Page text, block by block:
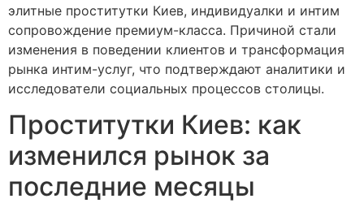
элитные проститутки Киев, индивидуалки и интим
сопровождение премиум-класса. Причиной стали
изменения в поведении клиентов и трансформация
рынка интим-услуг, что подтверждают аналитики и
исследователи социальных процессов столицы.
Проститутки Киев: как
изменился рынок за
последние месяцы